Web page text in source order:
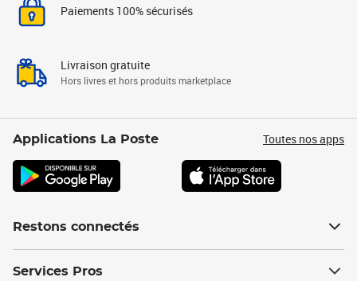
Paiements 100% sécurisés
Livraison gratuite
Hors livres et hors produits marketplace
Applications La Poste Toutes nos apps
Restons connectés
Services Pros